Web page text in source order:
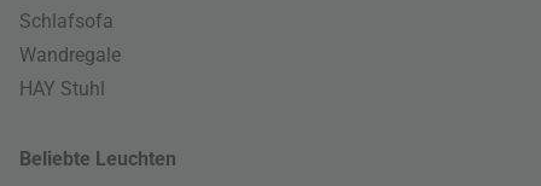
Schlafsofa
Wandregale
HAY Stuhl
Beliebte Leuchten